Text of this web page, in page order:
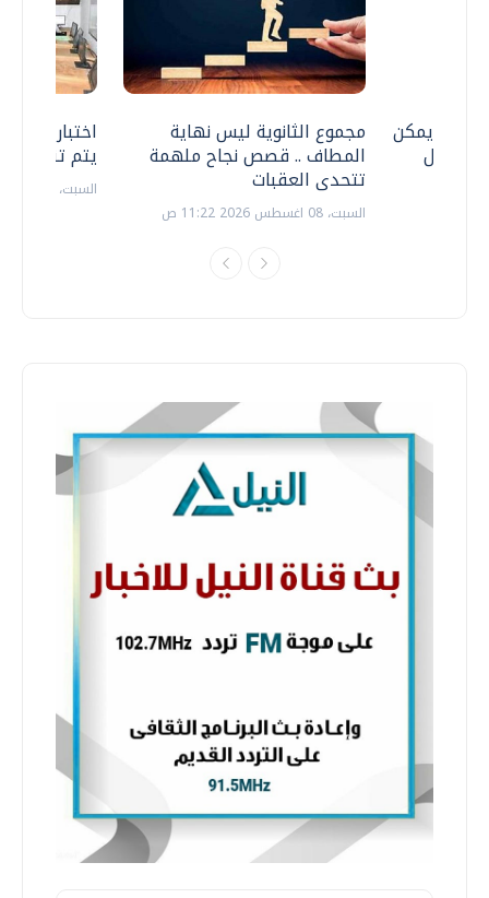
اختبارات
يتم
السبت، 18 يوليو 2026 09:22 ص
مجموع الثانوية ليس نهاية
المطاف .. قصص نجاح ملهمة
تتحدى العقبات
السبت، 08 اغسطس 2026 11:22 ص
.. هل يمكن
نتعامل